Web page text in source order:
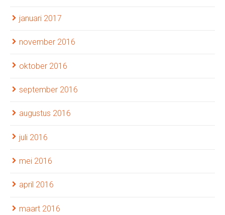
januari 2017
november 2016
oktober 2016
september 2016
augustus 2016
juli 2016
mei 2016
april 2016
maart 2016